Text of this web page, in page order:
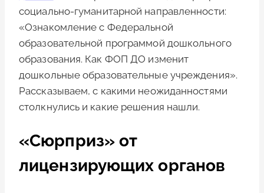
социально-гуманитарной направленности:
«Ознакомление с Федеральной
образовательной программой дошкольного
образования. Как ФОП ДО изменит
дошкольные образовательные учреждения».
Рассказываем, с какими неожиданностями
столкнулись и какие решения нашли.
«Сюрприз» от
лицензирующих органов